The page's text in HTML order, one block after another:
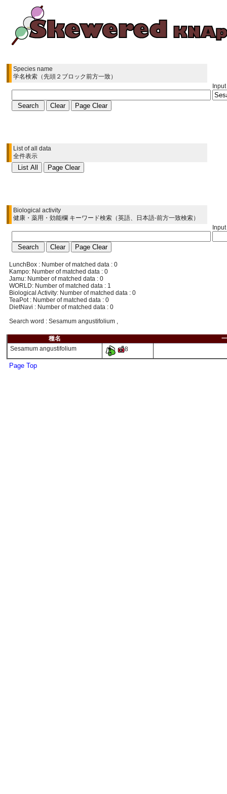
Species name
学名検索（先頭２ブロック前方一致）
List of all data
全件表示
Biological activity
健康・薬用・効能欄 キーワード検索（英語、日本語-前方一致検索）
LunchBox : Number of matched data : 0
Kampo: Number of matched data : 0
Jamu: Number of matched data : 0
WORLD: Number of matched data : 1
Biological Activity: Number of matched data : 0
TeaPot : Number of matched data : 0
DietNavi : Number of matched data : 0
Search word : Sesamum angustifolium ,
種名
Sesamum angustifolium
8
Page Top